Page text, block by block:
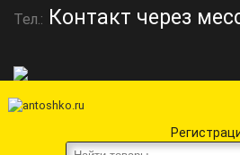
Тел.: Контакт через